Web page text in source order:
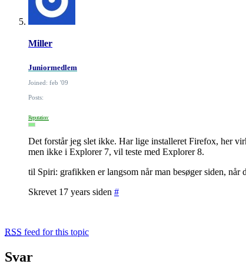
Miller
Juniormedlem
Joined: feb '09
Posts:
Reputation:
Det forstår jeg slet ikke. Har lige installeret Firefox, her
men ikke i Explorer 7, vil teste med Explorer 8.
til Spiri: grafikken er langsom når man besøger siden,
Skrevet 17 years siden #
RSS feed for this topic
Svar